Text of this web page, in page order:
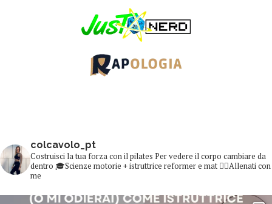
colcavolo_pt
Costruisci la tua forza con il pilates Per vedere il corpo cambiare da
dentro 🎓Scienze motorie + istruttrice reformer e mat 👇🏻Allenati con
me